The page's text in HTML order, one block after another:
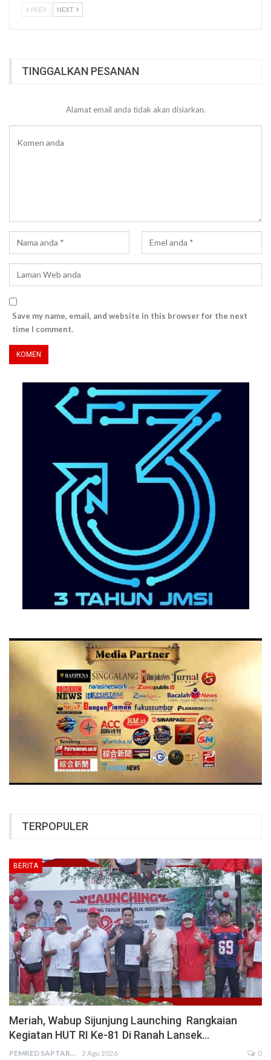
PREV NEXT
TINGGALKAN PESANAN
Alamat email anda tidak akan disiarkan.
Save my name, email, and website in this browser for the next
time I comment.
TERPOPULER
BERITA
Meriah, Wabup Sijunjung Launching Rangkaian
Kegiatan HUT RI Ke-81 Di Ranah Lansek…
PEMRED SAPTARIUS 3 Agu 2026 0